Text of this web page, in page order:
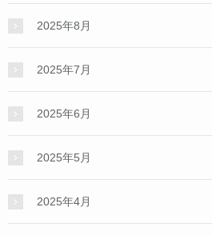
2025年8月
2025年7月
2025年6月
2025年5月
2025年4月